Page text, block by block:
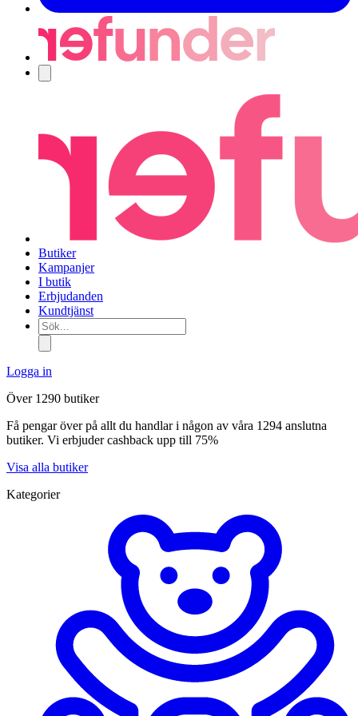
Butiker
Kampanjer
I butik
Erbjudanden
Kundtjänst
Sök...
Logga in
Över 1290 butiker
Få pengar över på allt du handlar i någon av våra 1294 anslutna
butiker. Vi erbjuder cashback upp till 75%
Visa alla butiker
Kategorier